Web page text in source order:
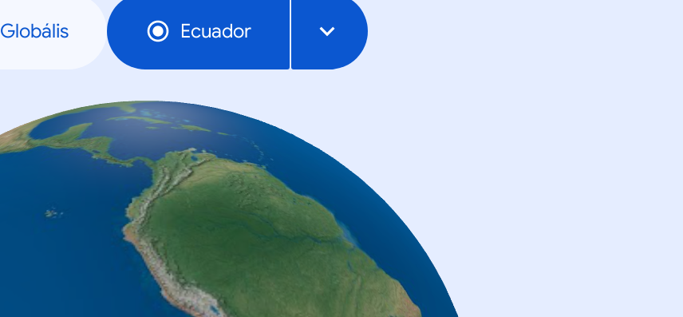
Globális Ecuador